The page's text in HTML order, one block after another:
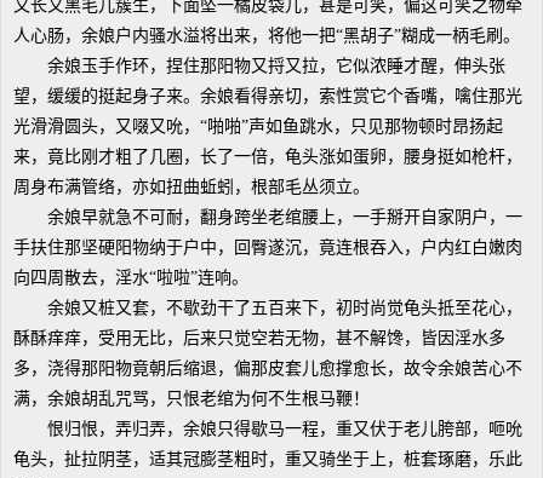
又长又黑毛儿簇生，下面坠一橘皮袋儿，甚是可笑，偏这可笑之物牵
人心肠，余娘户内骚水溢将出来，将他一把“黑胡子”糊成一柄毛刷。
余娘玉手作环，捏住那阳物又捋又拉，它似浓睡才醒，伸头张
望，缓缓的挺起身子来。余娘看得亲切，索性赏它个香嘴，噙住那光
光滑滑圆头，又啜又吮，“啪啪”声如鱼跳水，只见那物顿时昂扬起
来，竟比刚才粗了几圈，长了一倍，龟头涨如蛋卵，腰身挺如枪杆，
周身布满管络，亦如扭曲蚯蚓，根部毛丛须立。
余娘早就急不可耐，翻身跨坐老绾腰上，一手掰开自家阴户，一
手扶住那坚硬阳物纳于户中，回臀遂沉，竟连根吞入，户内红白嫩肉
向四周散去，淫水“啦啦”连响。
余娘又桩又套，不歇劲干了五百来下，初时尚觉龟头抵至花心，
酥酥痒痒，受用无比，后来只觉空若无物，甚不解馋，皆因淫水多
多，浇得那阳物竟朝后缩退，偏那皮套儿愈撑愈长，故令余娘苦心不
满，余娘胡乱咒骂，只恨老绾为何不生根马鞭！
恨归恨，弄归弄，余娘只得歇马一程，重又伏于老儿胯部，咂吮
龟头，扯拉阴茎，适其冠膨茎粗时，重又骑坐于上，桩套琢磨，乐此